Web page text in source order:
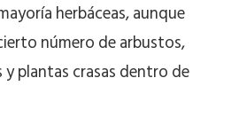
herbáceas, aunque
número de arbustos,
plantas crasas dentro de